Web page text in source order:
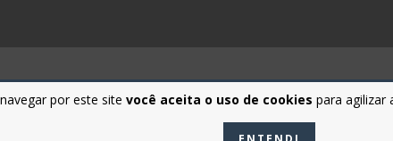
por este site você aceita o uso de cookies para agilizar
2026. Todos os direitos reservados.